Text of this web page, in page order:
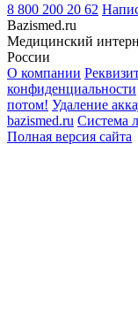
8 800 200 20 62
Bazismed.ru
Медицинский
России
О компании
конфиденциальности
потом! Удаление
bazismed.ru Система
Полная версия сайта